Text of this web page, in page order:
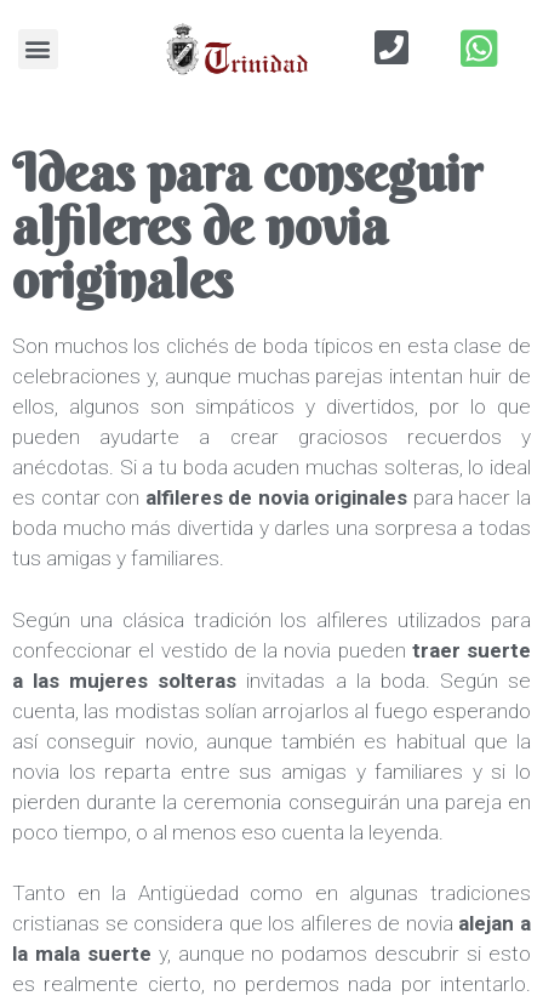
Ideas para conseguir
alfileres de novia
originales
Son muchos los clichés de boda típicos en esta clase de
celebraciones y, aunque muchas parejas intentan huir de
ellos, algunos son simpáticos y divertidos, por lo que
pueden ayudarte a crear graciosos recuerdos y
anécdotas. Si a tu boda acuden muchas solteras, lo ideal
es contar con alfileres de novia originales para hacer la
boda mucho más divertida y darles una sorpresa a todas
tus amigas y familiares.
Según una clásica tradición los alfileres utilizados para
confeccionar el vestido de la novia pueden traer suerte
a las mujeres solteras invitadas a la boda. Según se
cuenta, las modistas solían arrojarlos al fuego esperando
así conseguir novio, aunque también es habitual que la
novia los reparta entre sus amigas y familiares y si lo
pierden durante la ceremonia conseguirán una pareja en
poco tiempo, o al menos eso cuenta la leyenda.
Tanto en la Antigüedad como en algunas tradiciones
cristianas se considera que los alfileres de novia alejan a
la mala suerte y, aunque no podamos descubrir si esto
es realmente cierto, no perdemos nada por intentarlo.